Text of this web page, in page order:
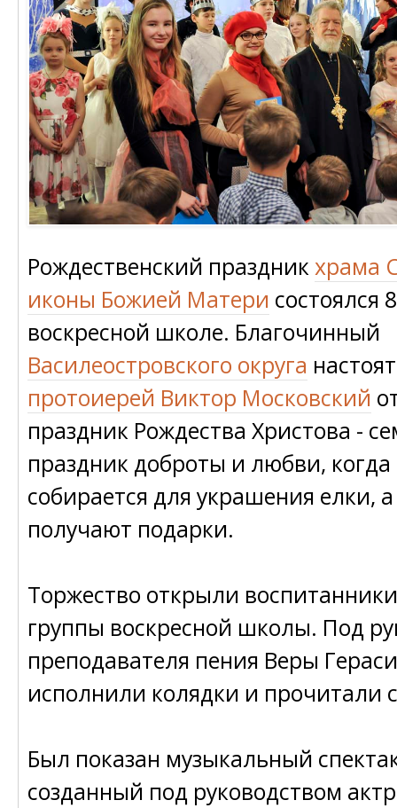
Рождественский праздникхрама
иконы Божией Матери состоялся
воскресной школе. Благочинный
Василеостровского округа
протоиерей Виктор Московский
праздник Рождества Христова -
праздник доброты и любви, когда
собирается для украшения елки,
получают подарки.
Торжество открыли
группы воскресной школы. Под
преподавателя пения Веры
исполнили колядки и прочитали
Был показан музыкальный
созданный под руководством